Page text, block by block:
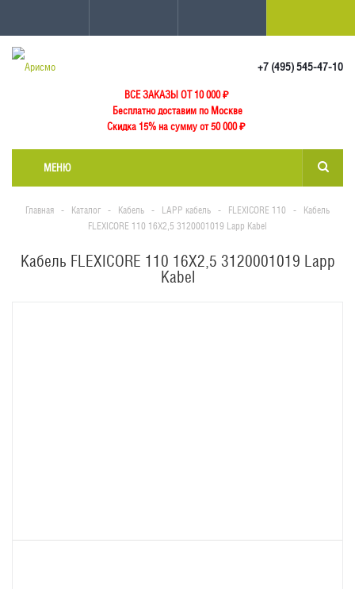
+7 (495) 545-47-10
ВСЕ ЗАКАЗЫ ОТ 10 000₽
Бесплатно доставим по Москве
Скидка 15% на сумму от 50 000 ₽
МЕНЮ
Главная - Каталог - Кабель - LAPP кабель - FLEXICORE 110 -
Кабель
FLEXICORE 110 16X2,5 3120001019 Lapp Kabel
Кабель FLEXICORE 110 16X2,5 3120001019 Lapp
Kabel